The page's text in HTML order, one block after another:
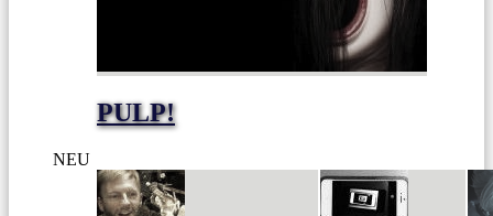
PULP!
NEU